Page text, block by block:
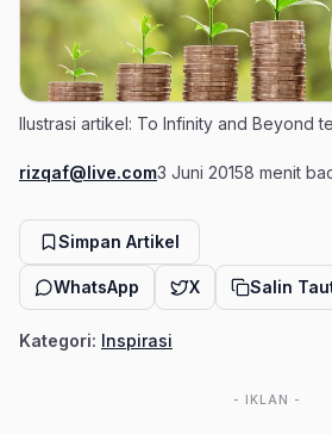
Ilustrasi artikel: To Infinity and Beyond
Penulis
rizqaf@live.comTanggal terbit
3 Juni 2015Estimasi
8 menit
Simpan Artikel
WhatsApp X Salin
Kategori: Inspirasi
- IKLAN -